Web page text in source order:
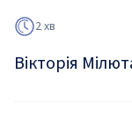
2 хв
Вікторія